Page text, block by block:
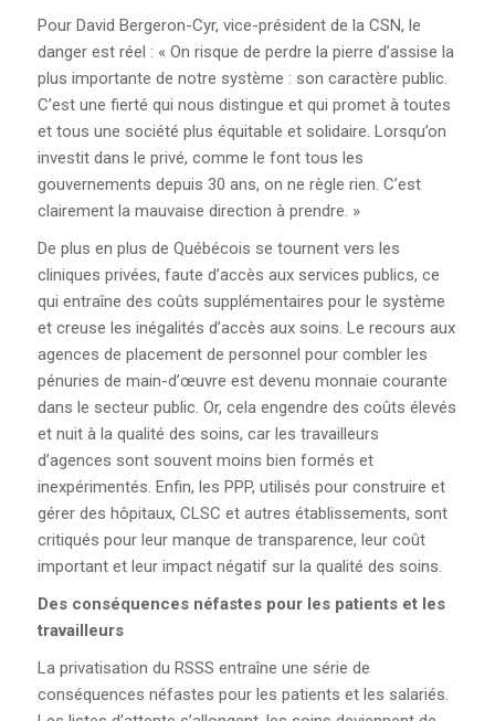
Pour David Bergeron-Cyr, vice-président de la CSN, le
danger est réel : « On risque de perdre la pierre d’assise la
plus importante de notre système : son caractère public.
C’est une fierté qui nous distingue et qui promet à toutes
et tous une société plus équitable et solidaire. Lorsqu’on
investit dans le privé, comme le font tous les
gouvernements depuis 30 ans, on ne règle rien. C’est
clairement la mauvaise direction à prendre. »
De plus en plus de Québécois se tournent vers les
cliniques privées, faute d’accès aux services publics, ce
qui entraîne des coûts supplémentaires pour le système
et creuse les inégalités d’accès aux soins. Le recours aux
agences de placement de personnel pour combler les
pénuries de main-d’œuvre est devenu monnaie courante
dans le secteur public. Or, cela engendre des coûts élevés
et nuit à la qualité des soins, car les travailleurs
d’agences sont souvent moins bien formés et
inexpérimentés. Enfin, les PPP, utilisés pour construire et
gérer des hôpitaux, CLSC et autres établissements, sont
critiqués pour leur manque de transparence, leur coût
important et leur impact négatif sur la qualité des soins.
Des conséquences néfastes pour les patients et les
travailleurs
La privatisation du RSSS entraîne une série de
conséquences néfastes pour les patients et les salariés.